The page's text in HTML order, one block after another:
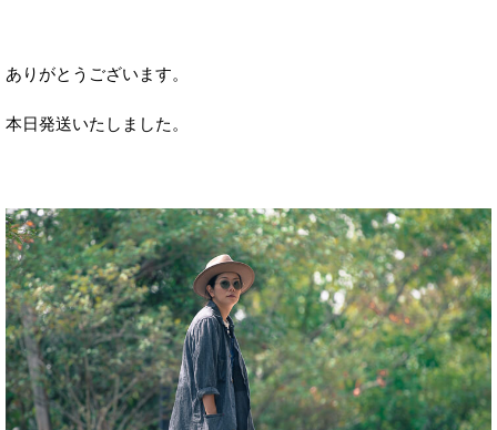
ありがとうございます。
本日発送いたしました。